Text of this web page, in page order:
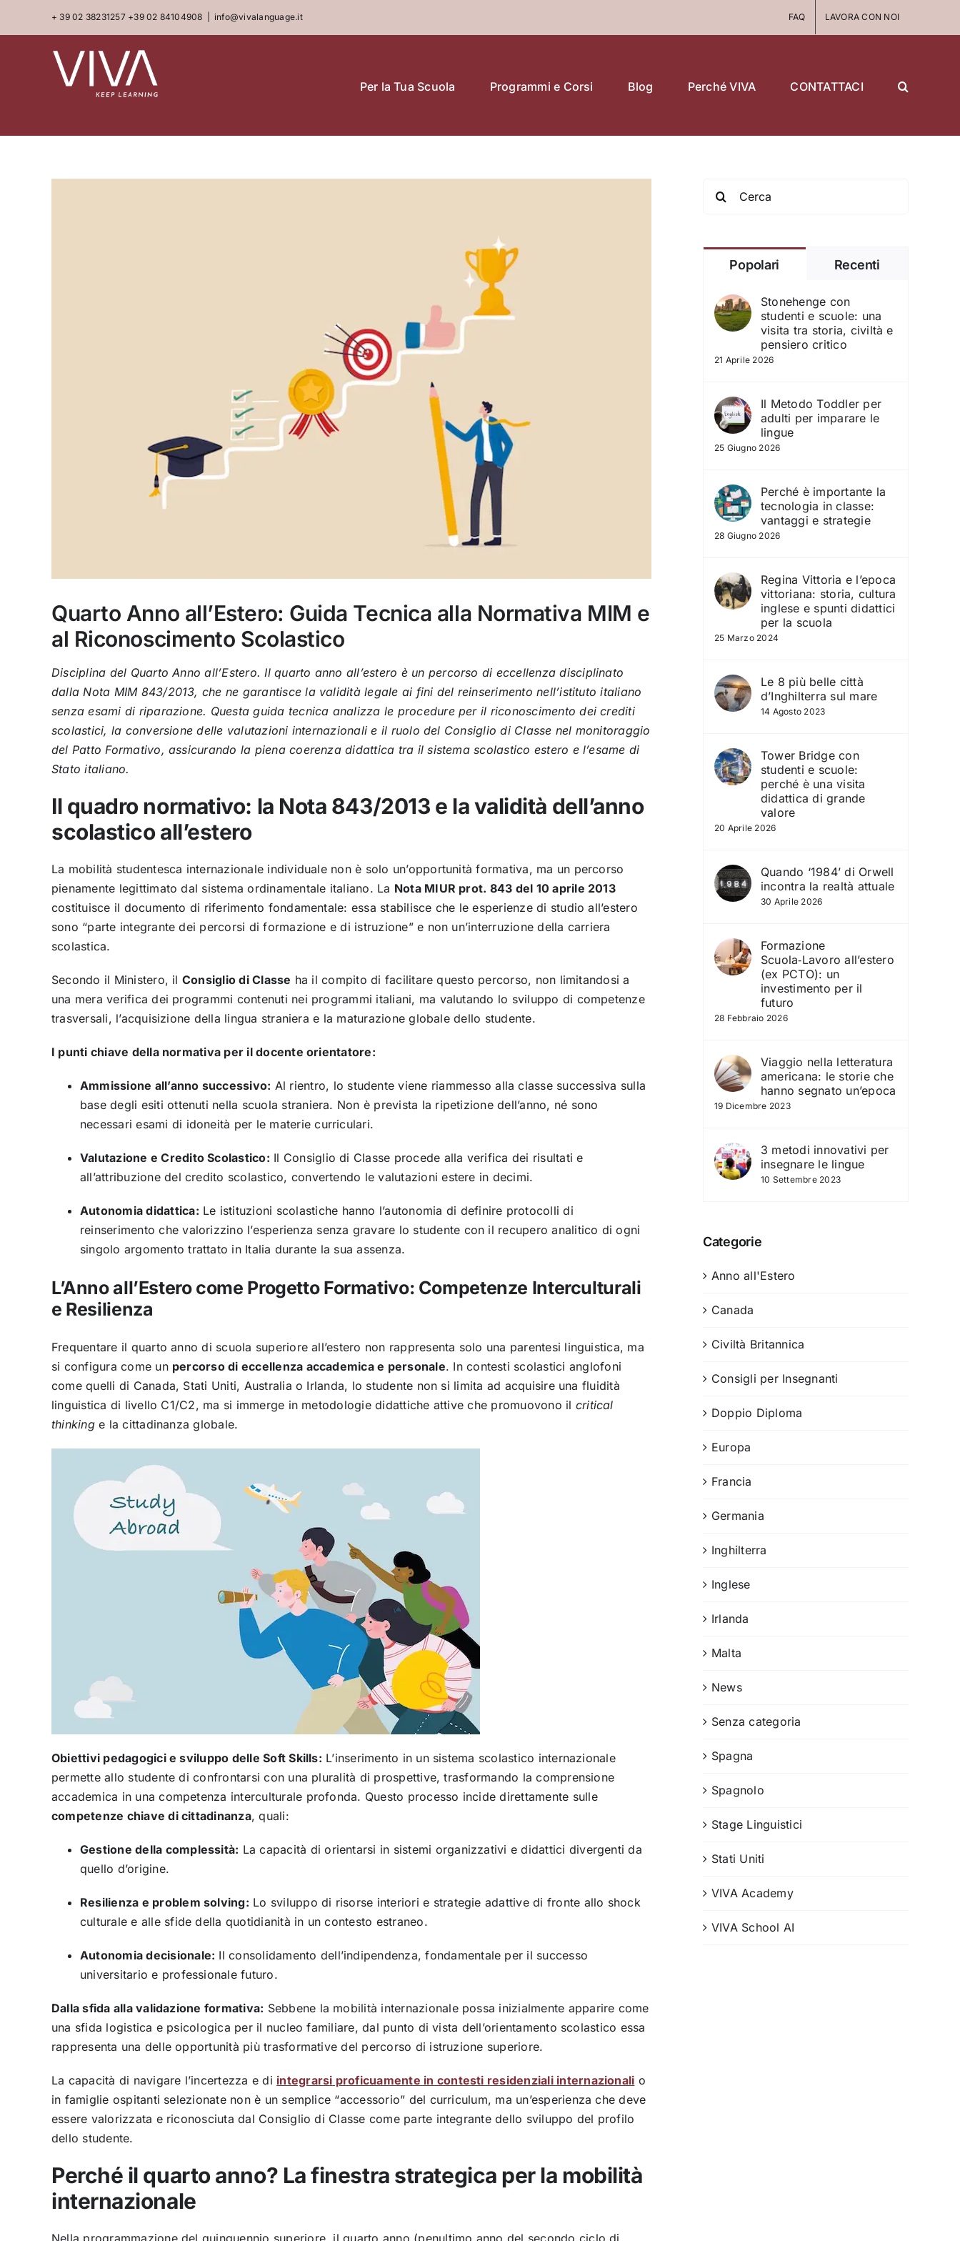
+ 39 02 38231257 +39 02 84104908 info@vivalanguage.it FAQ LAVORA CON NOI
Per la Tua Scuola Programmi e Corsi Blog Perché VIVA CONTATTACI
Quarto Anno all’Estero: Guida Tecnica alla Normativa MIM e
al Riconoscimento Scolastico
Disciplina del Quarto Anno all’Estero.Il quarto anno all’estero è un percorso di eccellenza disciplinato
dalla Nota MIM 843/2013, che ne garantisce la validità legale ai fini del reinserimento nell’istituto italiano
senza esami di riparazione. Questa guida tecnica analizza le procedure per il riconoscimento dei crediti
scolastici, la conversione delle valutazioni internazionali e il ruolo del Consiglio di Classe nel monitoraggio
del Patto Formativo, assicurando la piena coerenza didattica tra il sistema scolastico estero e l’esame di
Stato italiano.
Il quadro normativo: la Nota 843/2013 e la validità dell’anno
scolastico all’estero
La mobilità studentesca internazionale individuale non è solo un’opportunità formativa, ma un percorso
pienamente legittimato dal sistema ordinamentale italiano. La Nota MIUR prot. 843 del 10 aprile 2013
costituisce il documento di riferimento fondamentale: essa stabilisce che le esperienze di studio all’estero
sono “parte integrante dei percorsi di formazione e di istruzione” e non un’interruzione della carriera
scolastica.
Secondo il Ministero, il Consiglio di Classe ha il compito di facilitare questo percorso, non limitandosi a
una mera verifica dei programmi contenuti nei programmi italiani, ma valutando lo sviluppo di competenze
trasversali, l’acquisizione della lingua straniera e la maturazione globale dello studente.
I punti chiave della normativa per il docente orientatore:
Ammissione all’anno successivo: Al rientro, lo studente viene riammesso alla classe successiva sulla
base degli esiti ottenuti nella scuola straniera. Non è prevista la ripetizione dell’anno, né sono
necessari esami di idoneità per le materie curriculari.
Valutazione e Credito Scolastico: Il Consiglio di Classe procede alla verifica dei risultati e
all’attribuzione del credito scolastico, convertendo le valutazioni estere in decimi.
Autonomia didattica: Le istituzioni scolastiche hanno l’autonomia di definire protocolli di
reinserimento che valorizzino l’esperienza senza gravare lo studente con il recupero analitico di ogni
singolo argomento trattato in Italia durante la sua assenza.
L’Anno all’Estero come Progetto Formativo: Competenze Interculturali
e Resilienza
Frequentare il quarto anno di scuola superiore all’estero non rappresenta solo una parentesi linguistica, ma
si configura come un percorso di eccellenza accademica e personale. In contesti scolastici anglofoni
come quelli di Canada, Stati Uniti, Australia o Irlanda, lo studente non si limita ad acquisire una fluidità
linguistica di livello C1/C2, ma si immerge in metodologie didattiche attive che promuovono il critical
thinkinge la cittadinanza globale.
Obiettivi pedagogici e sviluppo delle Soft Skills: L’inserimento in un sistema scolastico internazionale
permette allo studente di confrontarsi con una pluralità di prospettive, trasformando la comprensione
accademica in una competenza interculturale profonda. Questo processo incide direttamente sulle
competenze chiave di cittadinanza, quali:
Gestione della complessità: La capacità di orientarsi in sistemi organizzativi e didattici divergenti da
quello d’origine.
Resilienza e problem solving: Lo sviluppo di risorse interiori e strategie adattive di fronte allo shock
culturale e alle sfide della quotidianità in un contesto estraneo.
Autonomia decisionale: Il consolidamento dell’indipendenza, fondamentale per il successo
universitario e professionale futuro.
Dalla sfida alla validazione formativa: Sebbene la mobilità internazionale possa inizialmente apparire come
una sfida logistica e psicologica per il nucleo familiare, dal punto di vista dell’orientamento scolastico essa
rappresenta una delle opportunità più trasformative del percorso di istruzione superiore.
La capacità di navigare l’incertezza e di integrarsi proficuamente in contesti residenziali internazionali o
in famiglie ospitanti selezionate non è un semplice “accessorio” del curriculum, ma un’esperienza che deve
essere valorizzata e riconosciuta dal Consiglio di Classe come parte integrante dello sviluppo del profilo
dello studente.
Perché il quarto anno? La finestra strategica per la mobilità
internazionale
Popolari Recenti
Stonehenge con
studenti e scuole: una
visita tra storia, civiltà e
pensiero critico
21 Aprile 2026
Il Metodo Toddler per
adulti per imparare le
lingue
25 Giugno 2026
Perché è importante la
tecnologia in classe:
vantaggi e strategie
28 Giugno 2026
Regina Vittoria e l’epoca
vittoriana: storia, cultura
inglese e spunti didattici
per la scuola
25 Marzo 2024
Le 8 più belle città
d’Inghilterra sul mare
14 Agosto 2023
Tower Bridge con
studenti e scuole:
perché è una visita
didattica di grande
valore
20 Aprile 2026
Quando ‘1984’ di Orwell
incontra la realtà attuale
30 Aprile 2026
Formazione
Scuola‑Lavoro all’estero
(ex PCTO): un
investimento per il
futuro
28 Febbraio 2026
Viaggio nella letteratura
americana: le storie che
hanno segnato un’epoca
19 Dicembre 2023
3 metodi innovativi per
insegnare le lingue
10 Settembre 2023
Categorie
Anno all'Estero
Canada
Civiltà Britannica
Consigli per Insegnanti
Doppio Diploma
Europa
Francia
Germania
Inghilterra
Inglese
Irlanda
Malta
News
Senza categoria
Spagna
Spagnolo
Stage Linguistici
Stati Uniti
VIVA Academy
VIVA School AI